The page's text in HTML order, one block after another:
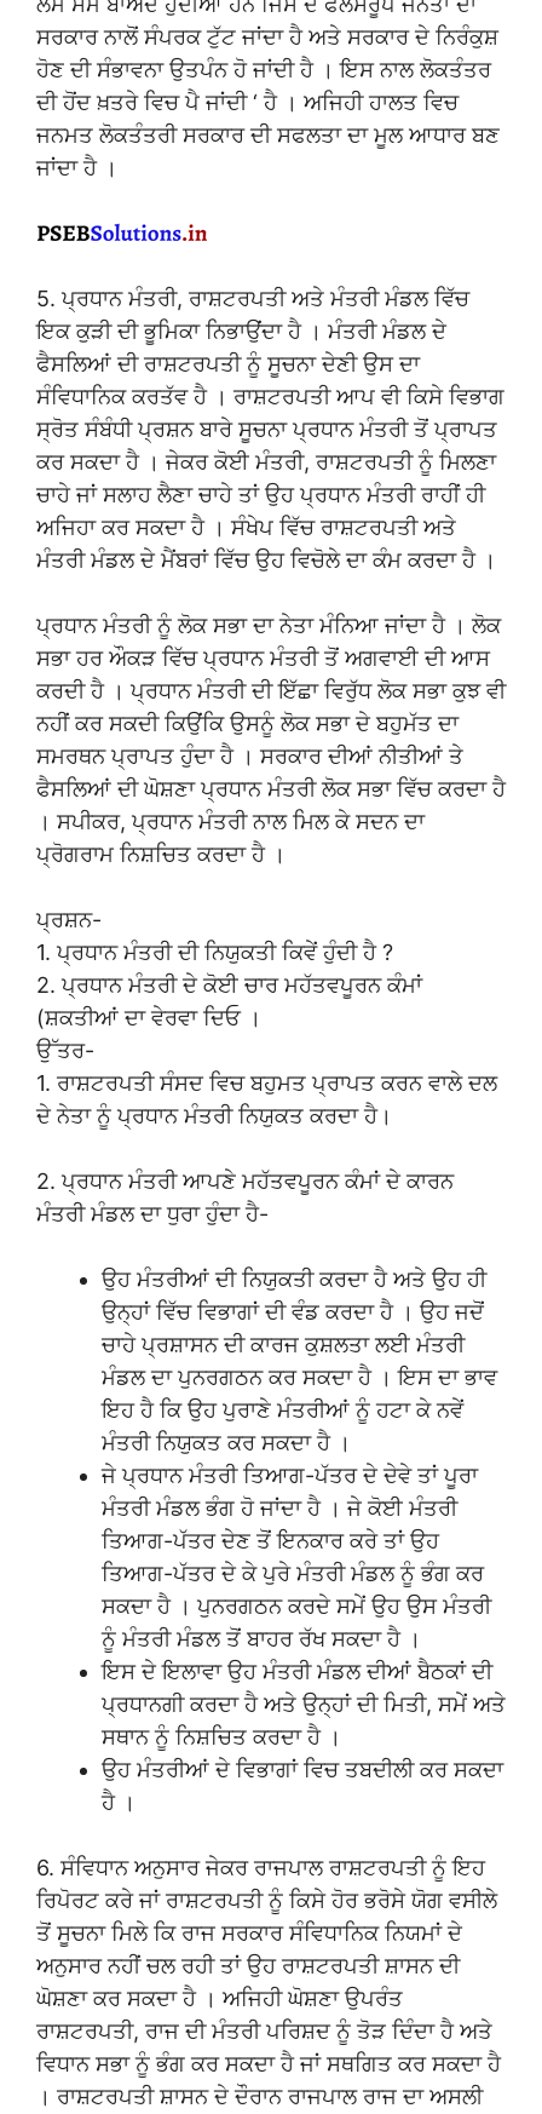
ਸਰਕਾਰ ਨਾਲੋਂ ਸੰਪਰਕ ਟੁੱਟ ਜਾਂਦਾ ਹੈ ਅਤੇ ਸਰਕਾਰ ਦੇ ਨਿਰੰਕੁਸ਼
ਹੋਣ ਦੀ ਸੰਭਾਵਨਾ ਉਤਪੰਨ ਹੋ ਜਾਂਦੀ ਹੈ । ਇਸ ਨਾਲ ਲੋਕਤੰਤਰ
ਦੀ ਹੋਂਦ ਖ਼ਤਰੇ ਵਿਚ ਪੈ ਜਾਂਦੀ ‘ ਹੈ । ਅਜਿਹੀ ਹਾਲਤ ਵਿਚ
ਜਨਮਤ ਲੋਕਤੰਤਰੀ ਸਰਕਾਰ ਦੀ ਸਫਲਤਾ ਦਾ ਮੂਲ ਆਧਾਰ ਬਣ
ਜਾਂਦਾ ਹੈ ।
5. ਪ੍ਰਧਾਨ ਮੰਤਰੀ, ਰਾਸ਼ਟਰਪਤੀ ਅਤੇ ਮੰਤਰੀ ਮੰਡਲ ਵਿੱਚ
ਇਕ ਕੁੜੀ ਦੀ ਭੂਮਿਕਾ ਨਿਭਾਉਂਦਾ ਹੈ । ਮੰਤਰੀ ਮੰਡਲ ਦੇ
ਫੈਸਲਿਆਂ ਦੀ ਰਾਸ਼ਟਰਪਤੀ ਨੂੰ ਸੂਚਨਾ ਦੇਣੀ ਉਸ ਦਾ
ਸੰਵਿਧਾਨਿਕ ਕਰਤੱਵ ਹੈ । ਰਾਸ਼ਟਰਪਤੀ ਆਪ ਵੀ ਕਿਸੇ ਵਿਭਾਗ
ਸ੍ਰੋਤ ਸੰਬੰਧੀ ਪ੍ਰਸ਼ਨ ਬਾਰੇ ਸੂਚਨਾ ਪ੍ਰਧਾਨ ਮੰਤਰੀ ਤੋਂ ਪ੍ਰਾਪਤ
ਕਰ ਸਕਦਾ ਹੈ । ਜੇਕਰ ਕੋਈ ਮੰਤਰੀ, ਰਾਸ਼ਟਰਪਤੀ ਨੂੰ ਮਿਲਣਾ
ਚਾਹੇ ਜਾਂ ਸਲਾਹ ਲੈਣਾ ਚਾਹੇ ਤਾਂ ਉਹ ਪ੍ਰਧਾਨ ਮੰਤਰੀ ਰਾਹੀਂ ਹੀ
ਅਜਿਹਾ ਕਰ ਸਕਦਾ ਹੈ । ਸੰਖੇਪ ਵਿੱਚ ਰਾਸ਼ਟਰਪਤੀ ਅਤੇ
ਮੰਤਰੀ ਮੰਡਲ ਦੇ ਮੈਂਬਰਾਂ ਵਿੱਚ ਉਹ ਵਿਚੋਲੇ ਦਾ ਕੰਮ ਕਰਦਾ ਹੈ ।
ਪ੍ਰਧਾਨ ਮੰਤਰੀ ਨੂੰ ਲੋਕ ਸਭਾ ਦਾ ਨੇਤਾ ਮੰਨਿਆ ਜਾਂਦਾ ਹੈ । ਲੋਕ
ਸਭਾ ਹਰ ਔਕੜ ਵਿੱਚ ਪ੍ਰਧਾਨ ਮੰਤਰੀ ਤੋਂ ਅਗਵਾਈ ਦੀ ਆਸ
ਕਰਦੀ ਹੈ । ਪ੍ਰਧਾਨ ਮੰਤਰੀ ਦੀ ਇੱਛਾ ਵਿਰੁੱਧ ਲੋਕ ਸਭਾ ਕੁਝ ਵੀ
ਨਹੀਂ ਕਰ ਸਕਦੀ ਕਿਉਂਕਿ ਉਸਨੂੰ ਲੋਕ ਸਭਾ ਦੇ ਬਹੁਮੱਤ ਦਾ
ਸਮਰਥਨ ਪ੍ਰਾਪਤ ਹੁੰਦਾ ਹੈ । ਸਰਕਾਰ ਦੀਆਂ ਨੀਤੀਆਂ ਤੇ
ਫੈਸਲਿਆਂ ਦੀ ਘੋਸ਼ਣਾ ਪ੍ਰਧਾਨ ਮੰਤਰੀ ਲੋਕ ਸਭਾ ਵਿੱਚ ਕਰਦਾ ਹੈ
। ਸਪੀਕਰ, ਪ੍ਰਧਾਨ ਮੰਤਰੀ ਨਾਲ ਮਿਲ ਕੇ ਸਦਨ ਦਾ
ਪ੍ਰੋਗਰਾਮ ਨਿਸ਼ਚਿਤ ਕਰਦਾ ਹੈ ।
ਪ੍ਰਸ਼ਨ-
1. ਪ੍ਰਧਾਨ ਮੰਤਰੀ ਦੀ ਨਿਯੁਕਤੀ ਕਿਵੇਂ ਹੁੰਦੀ ਹੈ ?
2. ਪ੍ਰਧਾਨ ਮੰਤਰੀ ਦੇ ਕੋਈ ਚਾਰ ਮਹੱਤਵਪੂਰਨ ਕੰਮਾਂ
(ਸ਼ਕਤੀਆਂ ਦਾ ਵੇਰਵਾ ਦਿਓ ।
ਉੱਤਰ-
1. ਰਾਸ਼ਟਰਪਤੀ ਸੰਸਦ ਵਿਚ ਬਹੁਮਤ ਪ੍ਰਾਪਤ ਕਰਨ ਵਾਲੇ ਦਲ
ਦੇ ਨੇਤਾ ਨੂੰ ਪ੍ਰਧਾਨ ਮੰਤਰੀ ਨਿਯੁਕਤ ਕਰਦਾ ਹੈ।
2. ਪ੍ਰਧਾਨ ਮੰਤਰੀ ਆਪਣੇ ਮਹੱਤਵਪੂਰਨ ਕੰਮਾਂ ਦੇ ਕਾਰਨ
ਮੰਤਰੀ ਮੰਡਲ ਦਾ ਧੁਰਾ ਹੁੰਦਾ ਹੈ-
ਉਹ ਮੰਤਰੀਆਂ ਦੀ ਨਿਯੁਕਤੀ ਕਰਦਾ ਹੈ ਅਤੇ ਉਹ ਹੀ
ਉਨ੍ਹਾਂ ਵਿੱਚ ਵਿਭਾਗਾਂ ਦੀ ਵੰਡ ਕਰਦਾ ਹੈ । ਉਹ ਜਦੋਂ
ਚਾਹੇ ਪ੍ਰਸ਼ਾਸਨ ਦੀ ਕਾਰਜ ਕੁਸ਼ਲਤਾ ਲਈ ਮੰਤਰੀ
ਮੰਡਲ ਦਾ ਪੁਨਰਗਠਨ ਕਰ ਸਕਦਾ ਹੈ । ਇਸ ਦਾ ਭਾਵ
ਇਹ ਹੈ ਕਿ ਉਹ ਪੁਰਾਣੇ ਮੰਤਰੀਆਂ ਨੂੰ ਹਟਾ ਕੇ ਨਵੇਂ
ਮੰਤਰੀ ਨਿਯੁਕਤ ਕਰ ਸਕਦਾ ਹੈ ।
ਜੇ ਪ੍ਰਧਾਨ ਮੰਤਰੀ ਤਿਆਗ-ਪੱਤਰ ਦੇ ਦੇਵੇ ਤਾਂ ਪੂਰਾ
ਮੰਤਰੀ ਮੰਡਲ ਭੰਗ ਹੋ ਜਾਂਦਾ ਹੈ । ਜੇ ਕੋਈ ਮੰਤਰੀ
ਤਿਆਗ-ਪੱਤਰ ਦੇਣ ਤੋਂ ਇਨਕਾਰ ਕਰੇ ਤਾਂ ਉਹ
ਤਿਆਗ-ਪੱਤਰ ਦੇ ਕੇ ਪੁਰੇ ਮੰਤਰੀ ਮੰਡਲ ਨੂੰ ਭੰਗ ਕਰ
ਸਕਦਾ ਹੈ । ਪੁਨਰਗਠਨ ਕਰਦੇ ਸਮੇਂ ਉਹ ਉਸ ਮੰਤਰੀ
ਨੂੰ ਮੰਤਰੀ ਮੰਡਲ ਤੋਂ ਬਾਹਰ ਰੱਖ ਸਕਦਾ ਹੈ ।
ਇਸ ਦੇ ਇਲਾਵਾ ਉਹ ਮੰਤਰੀ ਮੰਡਲ ਦੀਆਂ ਬੈਠਕਾਂ ਦੀ
ਪ੍ਰਧਾਨਗੀ ਕਰਦਾ ਹੈ ਅਤੇ ਉਨ੍ਹਾਂ ਦੀ ਮਿਤੀ, ਸਮੇਂ ਅਤੇ
ਸਥਾਨ ਨੂੰ ਨਿਸ਼ਚਿਤ ਕਰਦਾ ਹੈ ।
ਉਹ ਮੰਤਰੀਆਂ ਦੇ ਵਿਭਾਗਾਂ ਵਿਚ ਤਬਦੀਲੀ ਕਰ ਸਕਦਾ
ਹੈ ।
6. ਸੰਵਿਧਾਨ ਅਨੁਸਾਰ ਜੇਕਰ ਰਾਜਪਾਲ ਰਾਸ਼ਟਰਪਤੀ ਨੂੰ ਇਹ
ਰਿਪੋਰਟ ਕਰੇ ਜਾਂ ਰਾਸ਼ਟਰਪਤੀ ਨੂੰ ਕਿਸੇ ਹੋਰ ਭਰੋਸੇ ਯੋਗ ਵਸੀਲੇ
ਤੋਂ ਸੂਚਨਾ ਮਿਲੇ ਕਿ ਰਾਜ ਸਰਕਾਰ ਸੰਵਿਧਾਨਿਕ ਨਿਯਮਾਂ ਦੇ
ਅਨੁਸਾਰ ਨਹੀਂ ਚਲ ਰਹੀ ਤਾਂ ਉਹ ਰਾਸ਼ਟਰਪਤੀ ਸ਼ਾਸਨ ਦੀ
ਘੋਸ਼ਣਾ ਕਰ ਸਕਦਾ ਹੈ । ਅਜਿਹੀ ਘੋਸ਼ਣਾ ਉਪਰੰਤ
ਰਾਸ਼ਟਰਪਤੀ, ਰਾਜ ਦੀ ਮੰਤਰੀ ਪਰਿਸ਼ਦ ਨੂੰ ਤੋੜ ਦਿੰਦਾ ਹੈ ਅਤੇ
ਵਿਧਾਨ ਸਭਾ ਨੂੰ ਭੰਗ ਕਰ ਸਕਦਾ ਹੈ ਜਾਂ ਸਥਗਿਤ ਕਰ ਸਕਦਾ ਹੈ
। ਰਾਸ਼ਟਰਪਤੀ ਸ਼ਾਸਨ ਦੇ ਦੌਰਾਨ ਰਾਜਪਾਲ ਰਾਜ ਦਾ ਅਸਲੀ